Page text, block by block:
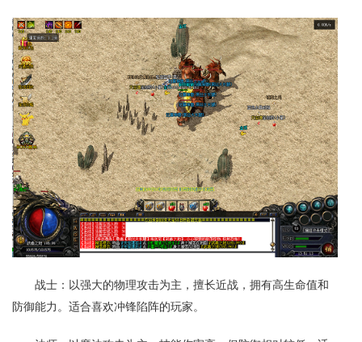
战士：以强大的物理攻击为主，擅长近战，拥有高生命值和
防御能力。适合喜欢冲锋陷阵的玩家。